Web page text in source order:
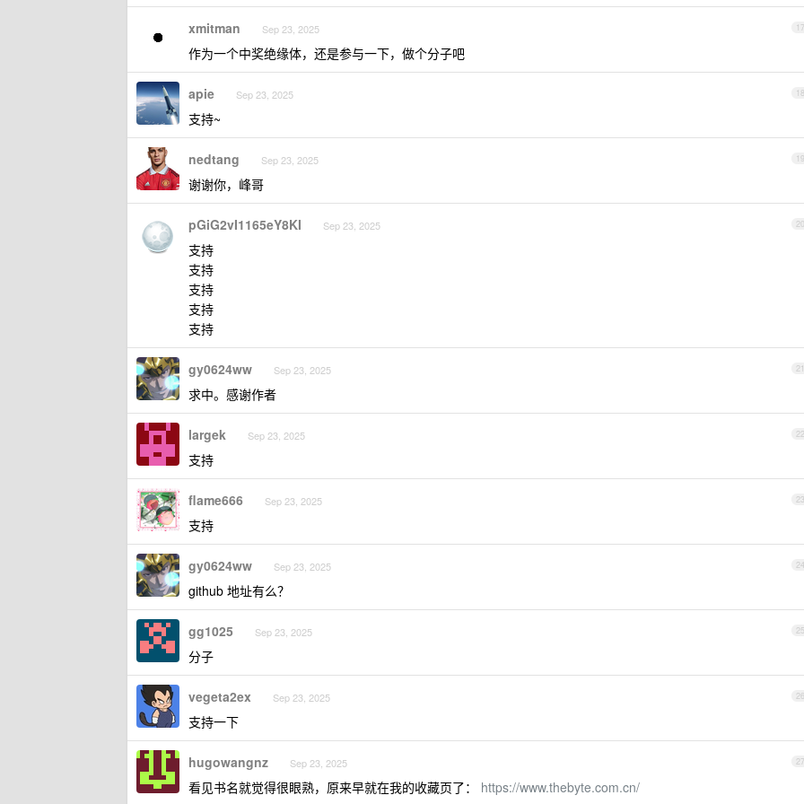
17
xmitman Sep 23, 2025
作为一个中奖绝缘体，还是参与一下，做个分子吧
18
apie Sep 23, 2025
支持~
19
nedtang Sep 23, 2025
谢谢你，峰哥
20
pGiG2vI1165eY8KI Sep 23, 2025
支持
支持
支持
支持
支持
21
gy0624ww Sep 23, 2025
求中。感谢作者
22
largek Sep 23, 2025
支持
23
flame666 Sep 23, 2025
支持
24
gy0624ww Sep 23, 2025
github 地址有么？
25
gg1025 Sep 23, 2025
分子
26
vegeta2ex Sep 23, 2025
支持一下
27
hugowangnz Sep 23, 2025
看见书名就觉得很眼熟，原来早就在我的收藏页了： https://www.thebyte.com.cn/